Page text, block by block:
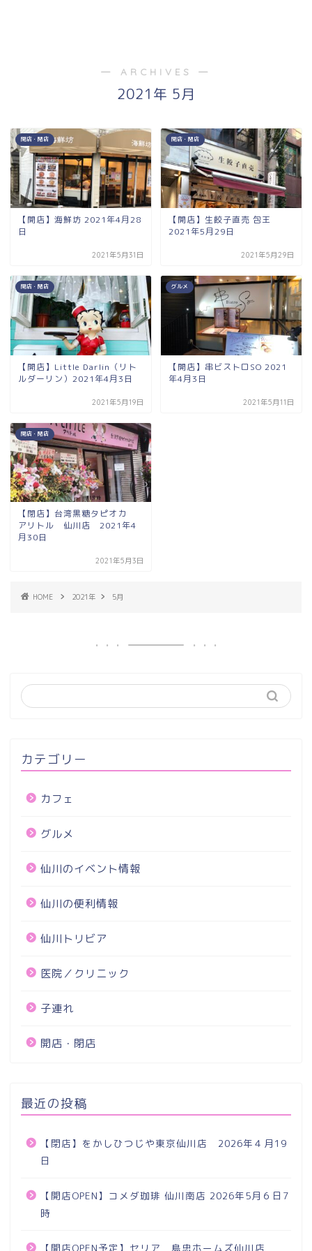
― ARCHIVES ―
2021年 5月
開店・閉店
【開店】海鮮坊 2021年4月28
日
2021年5月31日
開店・閉店
【開店】生餃子直売 包王
2021年5月29日
2021年5月29日
開店・閉店
【開店】Little Darlin（リト
ルダーリン）2021年4月3日
2021年5月19日
グルメ
【開店】串ビストロSO 2021
年4月3日
2021年5月11日
開店・閉店
【閉店】台湾黒糖タピオカ
アリトル 仙川店 2021年4
月30日
2021年5月3日
HOME 2021年 5月
カテゴリー
カフェ
グルメ
仙川のイベント情報
仙川の便利情報
仙川トリビア
医院／クリニック
子連れ
開店・閉店
最近の投稿
【閉店】をかしひつじや東京仙川店 2026年４月19
日
【開店OPEN】コメダ珈琲 仙川南店 2026年5月６日7
時
【開店OPEN予定】セリア 島忠ホームズ仙川店